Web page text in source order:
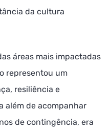
da cultura
áreas mais impactadas
representou um
resiliência e
além de acompanhar
de contingência, era